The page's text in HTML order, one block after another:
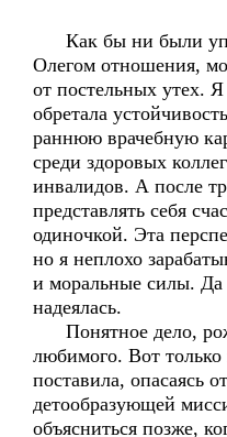
Как бы ни были
Олегом отношения,
от постельных утех.
обретала
раннюю врачебную
среди здоровых
инвалидов. А после
представлять себя
одиночкой. Эта
но я неплохо
и моральные силы.
надеялась.
Понятное дело,
любимого. Вот только
поставила, опасаясь
детообразующей
объясниться позже,